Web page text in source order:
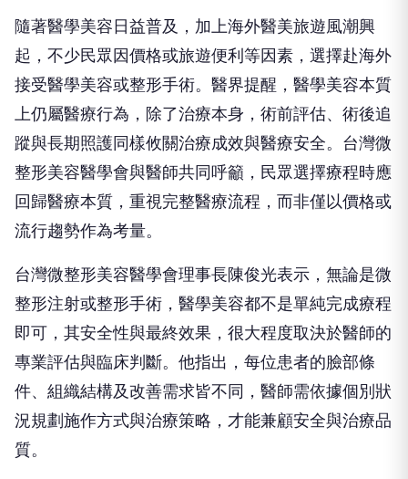
隨著醫學美容日益普及，加上海外醫美旅遊風潮興
起，不少民眾因價格或旅遊便利等因素，選擇赴海外
接受醫學美容或整形手術。醫界提醒，醫學美容本質
上仍屬醫療行為，除了治療本身，術前評估、術後追
蹤與長期照護同樣攸關治療成效與醫療安全。台灣微
整形美容醫學會與醫師共同呼籲，民眾選擇療程時應
回歸醫療本質，重視完整醫療流程，而非僅以價格或
流行趨勢作為考量。
台灣微整形美容醫學會理事長陳俊光表示，無論是微
整形注射或整形手術，醫學美容都不是單純完成療程
即可，其安全性與最終效果，很大程度取決於醫師的
專業評估與臨床判斷。他指出，每位患者的臉部條
件、組織結構及改善需求皆不同，醫師需依據個別狀
況規劃施作方式與治療策略，才能兼顧安全與治療品
質。